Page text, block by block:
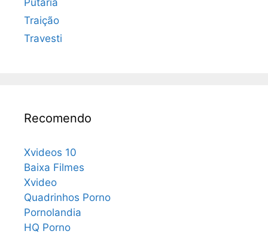
Traição
Travesti
Recomendo
Xvideos 10
Baixa Filmes
Xvideo
Quadrinhos Porno
Pornolandia
HQ Porno